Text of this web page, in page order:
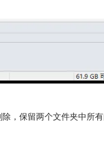
，保留两个文件夹中所